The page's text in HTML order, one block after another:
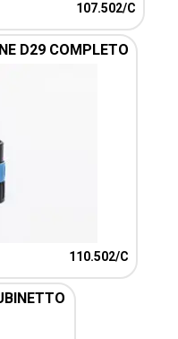
107.502/C
D29 COMPLETO
110.502/C